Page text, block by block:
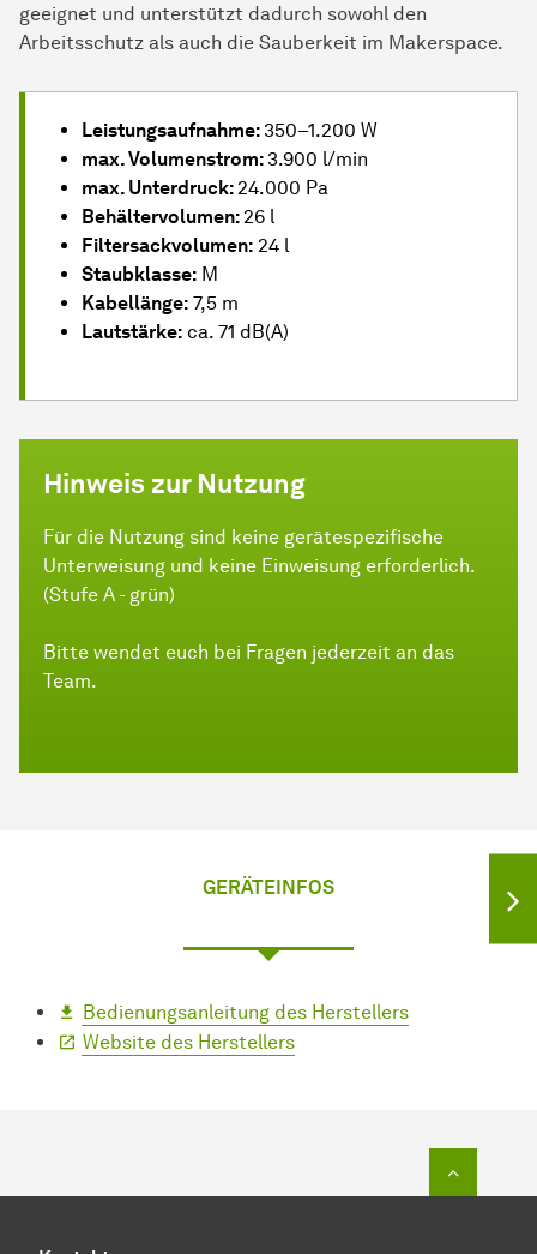
geeignet und unterstützt dadurch sowohl den
Arbeitsschutz als auch die Sauberkeit im Makerspace.
Leistungsaufnahme: 350–1.200 W
max. Volumenstrom: 3.900 l/min
max. Unterdruck: 24.000 Pa
Behältervolumen: 26 l
Filtersackvolumen: 24 l
Staubklasse: M
Kabellänge: 7,5 m
Lautstärke: ca. 71 dB(A)
Hinweis zur Nutzung
Für die Nutzung sind keine gerätespezifische
Unterweisung und keine Einweisung erforderlich.
(Stufe A - grün)
Bitte wendet euch bei Fragen jederzeit an das
Team.
GERÄTEINFOS
Bedienungsanleitung des Herstellers
Website des Herstellers